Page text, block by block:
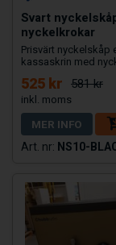
Svart
nyckelkrokar
Prisvärt nyckelskåp
kassaskrin med
525 kr 581 kr
MER INFO
NS10-